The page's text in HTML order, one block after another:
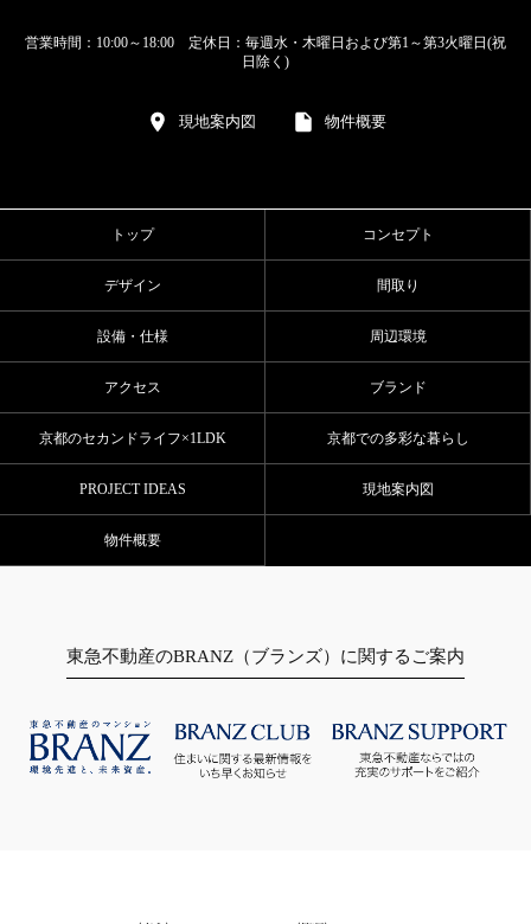
営業時間：10:00～18:00 定休日：毎週水・木曜日および第1～第3火曜日(祝
日除く)
現地案内図 物件概要
トップ コンセプト
デザイン 間取り
設備・仕様 周辺環境
アクセス ブランド
京都のセカンドライフ×1LDK 京都での多彩な暮らし
PROJECT IDEAS 現地案内図
物件概要
東急不動産のBRANZ（ブランズ）に関するご案内